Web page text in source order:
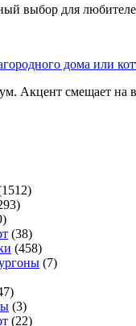
выбор для
дома или
Акцент смещает на
(38)
(458)
(7)
(3)
(22)